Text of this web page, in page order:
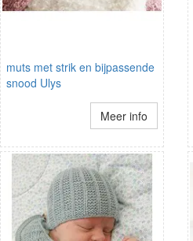
muts met strik en bijpassende
snood Ulys
Meer info